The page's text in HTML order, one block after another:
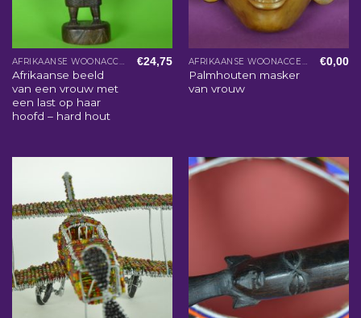
AFRIKAANSE WOONACCESSOIRES
Afrikaanse beeld
van een vrouw met
een last op haar
hoofd – hard hout
€24,75 AFRIKAANSE WOONACCESSOIRES
Palmhouten masker
van vrouw
€0,00